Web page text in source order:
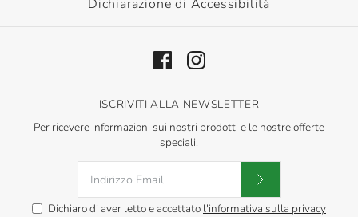
Dichiarazione di Accessibilità
ISCRIVITI ALLA NEWSLETTER
Per ricevere informazioni sui nostri prodotti e le nostre offerte
speciali.
Dichiaro di aver letto e accettato l'informativa sulla privacy